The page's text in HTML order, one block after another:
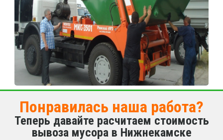
Понравилась наша работа?
Теперь давайте расчитаем стоимость
вывоза мусора в Нижнекамске